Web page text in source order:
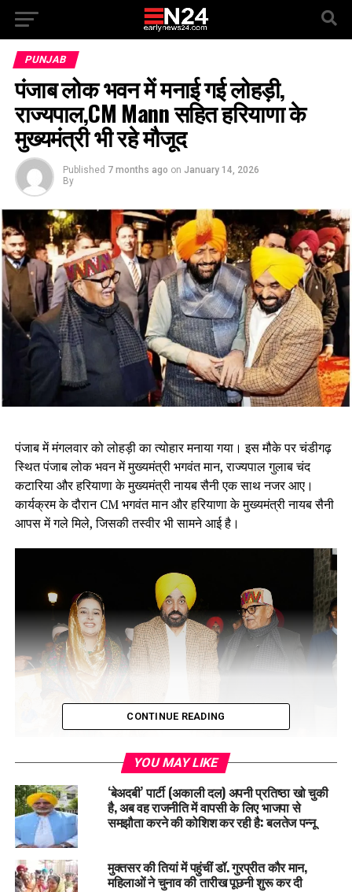
PUNJAB
पंजाब लोक भवन में मनाई गई लोहड़ी,
राज्यपाल,CM Mann सहित हरियाणा के
मुख्यमंत्री भी रहे मौजूद
Published 7 months ago on January 14, 2026
By
पंजाब में मंगलवार को लोहड़ी का त्योहार मनाया गया। इस मौके पर चंडीगढ़
स्थित पंजाब लोक भवन में मुख्यमंत्री भगवंत मान, राज्यपाल गुलाब चंद
कटारिया और हरियाणा के मुख्यमंत्री नायब सैनी एक साथ नजर आए।
कार्यक्रम के दौरान CM भगवंत मान और हरियाणा के मुख्यमंत्री नायब सैनी
आपस में गले मिले, जिसकी तस्वीर भी सामने आई है।
सीएम सहित हरियाणा के मुख्यमंत्री भी रहे मौजूद
CONTINUE READING
YOU MAY LIKE
‘बेअदबी’ पार्टी (अकाली दल) अपनी प्रतिष्ठा खो चुकी
है, अब वह राजनीति में वापसी के लिए भाजपा से
समझौता करने की कोशिश कर रही है: बलतेज पन्नू
मुक्तसर की तियां में पहुंचीं डॉ. गुरप्रीत कौर मान,
महिलाओं ने चुनाव की तारीख पूछनी शुरू कर दी